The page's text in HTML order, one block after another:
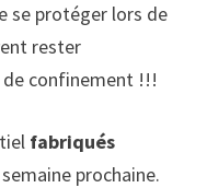
se protéger lors de
rester
confinement !!!
fabriqués
prochaine.